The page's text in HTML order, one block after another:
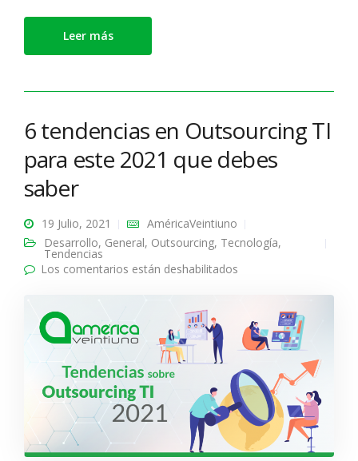
Leer más
6 tendencias en Outsourcing TI
para este 2021 que debes
saber
19 Julio, 2021
AméricaVeintiuno
Desarrollo, General, Outsourcing, Tecnología,
Tendencias
Los comentarios están deshabilitados
este 2021 que debes